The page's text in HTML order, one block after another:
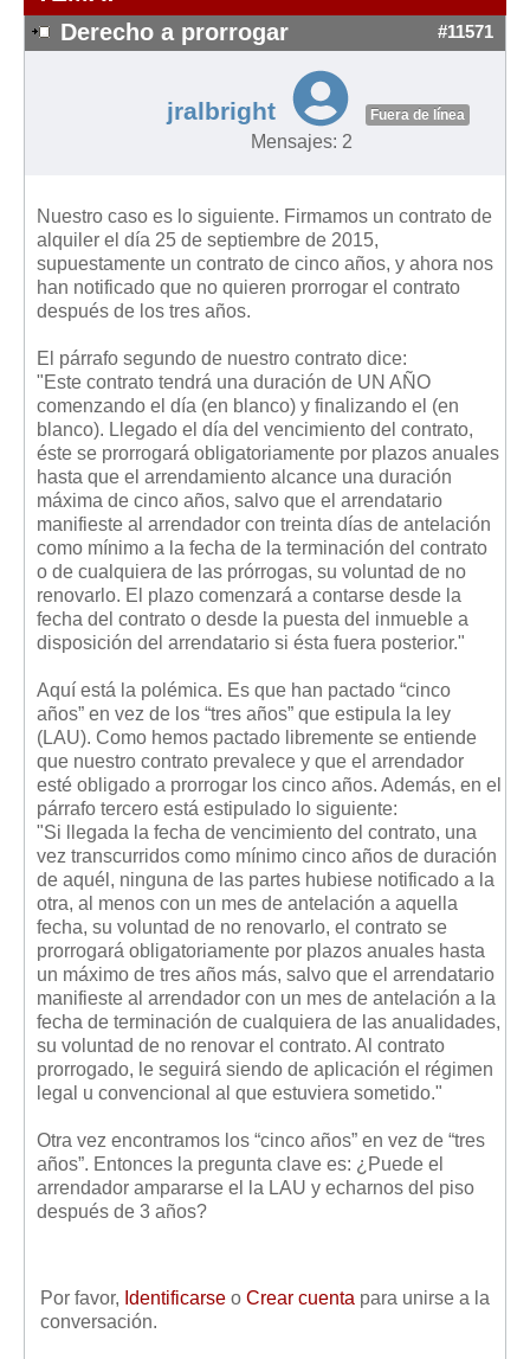
Requerimientos y comunicaciones
Formularios sobre Propiedad Horizontal
Modelos de Convocatoria de Junta de Propietarios
Modelos de Acta de Junta de Propietarios
Legislación
Legislación sobre Arrendamientos Urbanos
Legislación sobre la Comunidad de Propietarios
Legislación de interés práctico
Diccionario
Usuario
Entrar / Salir
Mis boletines
Derecho a prorrogar #11571
jralbright Fuera de línea
Mensajes: 2
Nuestro caso es lo siguiente. Firmamos un contrato de
alquiler el día 25 de septiembre de 2015,
supuestamente un contrato de cinco años, y ahora nos
han notificado que no quieren prorrogar el contrato
después de los tres años.
El párrafo segundo de nuestro contrato dice:
"Este contrato tendrá una duración de UN AÑO
comenzando el día (en blanco) y finalizando el (en
blanco). Llegado el día del vencimiento del contrato,
éste se prorrogará obligatoriamente por plazos anuales
hasta que el arrendamiento alcance una duración
máxima de cinco años, salvo que el arrendatario
manifieste al arrendador con treinta días de antelación
como mínimo a la fecha de la terminación del contrato
o de cualquiera de las prórrogas, su voluntad de no
renovarlo. El plazo comenzará a contarse desde la
fecha del contrato o desde la puesta del inmueble a
disposición del arrendatario si ésta fuera posterior."
Aquí está la polémica. Es que han pactado “cinco
años” en vez de los “tres años” que estipula la ley
(LAU). Como hemos pactado libremente se entiende
que nuestro contrato prevalece y que el arrendador
esté obligado a prorrogar los cinco años. Además, en el
párrafo tercero está estipulado lo siguiente:
"Si llegada la fecha de vencimiento del contrato, una
vez transcurridos como mínimo cinco años de duración
de aquél, ninguna de las partes hubiese notificado a la
otra, al menos con un mes de antelación a aquella
fecha, su voluntad de no renovarlo, el contrato se
prorrogará obligatoriamente por plazos anuales hasta
un máximo de tres años más, salvo que el arrendatario
manifieste al arrendador con un mes de antelación a la
fecha de terminación de cualquiera de las anualidades,
su voluntad de no renovar el contrato. Al contrato
prorrogado, le seguirá siendo de aplicación el régimen
legal u convencional al que estuviera sometido."
Otra vez encontramos los “cinco años” en vez de “tres
años”. Entonces la pregunta clave es: ¿Puede el
arrendador ampararse el la LAU y echarnos del piso
después de 3 años?
Por favor, Identificarse o Crear cuenta para unirse a la
conversación.